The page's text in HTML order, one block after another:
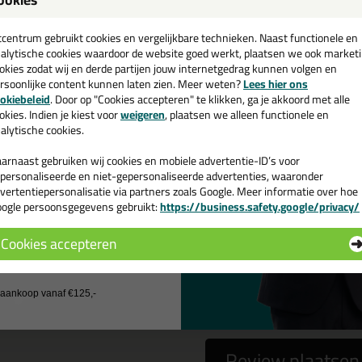
gebruiken het e-mailadres alleen om contact op te nemen bij vragen)
nee
gebruikt cookies en vergelijkbare technieken. Naast functionele en
cookies waardoor de website goed werkt, plaatsen we ook
zodat wij en derde partijen jouw internetgedrag kunnen volgen en
content kunnen laten zien. Meer weten?Lees hier ons
. Door op "Cookies accepteren" te klikken, ga je akkoord met alle
Indien je kiest voorweigeren, plaatsen we alleen functionele en
cookies.
gebruiken wij cookies en mobiele advertentie-ID’s voor
en niet-gepersonaliseerde advertenties, waaronder
via partners zoals Google. Meer informatie over hoe
persoonsgegevens gebruikt:https://business.safety.google/privacy/
Cookies accepteren
💚
en ontvang een
€35,-bij je eerste bestelling!
de actiecode ›
geen cadeau
vanaf €125,-